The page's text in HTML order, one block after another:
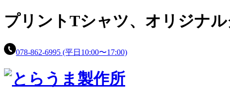
プリントTシャツ、 オリジナ
078-862-6995 (平日10:00〜17:00)